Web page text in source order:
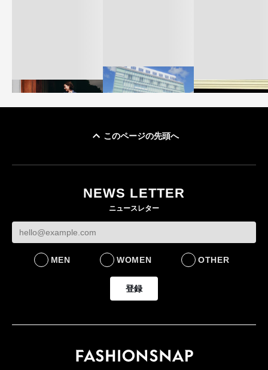
ケットなど7型を発売
FASHION
FASHION
BUSINESS
このページの先頭へ
NEWS LETTER
ニュースレター
MEN WOMEN OTHER
登録